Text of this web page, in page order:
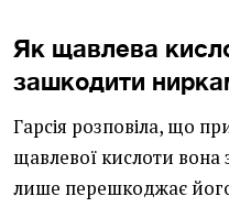
Як щавлева
зашкодити
Гарсія розповіла, що
щавлевої кислоти вона
лише перешкоджає